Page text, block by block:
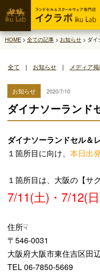
HOME > 全ての記事 > お知らせ > ダイ
全て | お知らせ | メディア
お知らせ 2020/7/10
ダイナソーランド
ダイナソーランドセル＆
１箇所目に向け、 本日出
１箇所目は、大阪の 【サ
7/11(土)・7/12(
住所☟
〒546-0031
大阪府大阪市東住吉区田
TEL 06-7850-5669